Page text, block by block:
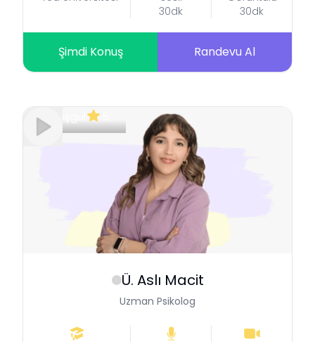
30dk
30dk
Şimdi Konuş Randevu Al
Ü. Aslı Macit
Uzman Psikolog